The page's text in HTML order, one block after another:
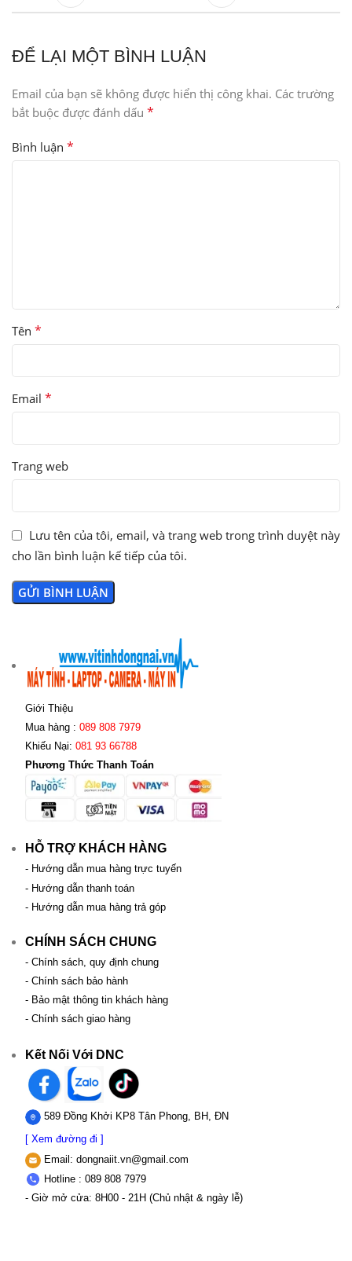
ĐỂ LẠI MỘT BÌNH LUẬN
Email của bạn sẽ không được hiển thị công khai. Các trường
bắt buộc được đánh dấu *
Bình luận *
Tên *
Email *
Trang web
Lưu tên của tôi, email, và trang web trong trình duyệt này
cho lần bình luận kế tiếp của tôi.
Giới Thiệu
Mua hàng : 089 808 7979
Khiếu Nại: 081 93 66788
Phương Thức Thanh Toán
HỖ TRỢ KHÁCH HÀNG
- Hướng dẫn mua hàng trực tuyến
- Hướng dẫn thanh toán
- Hướng dẫn mua hàng trả góp
CHÍNH SÁCH CHUNG
- Chính sách, quy định chung
- Chính sách bảo hành
- Bảo mật thông tin khách hàng
- Chính sách giao hàng
Kết Nối Với DNC
589 Đồng Khởi KP8 Tân Phong, BH, ĐN
[ Xem đường đi ]
Email: dongnaiit.vn@gmail.com
Hotline : 089 808 7979
- Giờ mở cửa: 8H00 - 21H (Chủ nhật & ngày lễ)